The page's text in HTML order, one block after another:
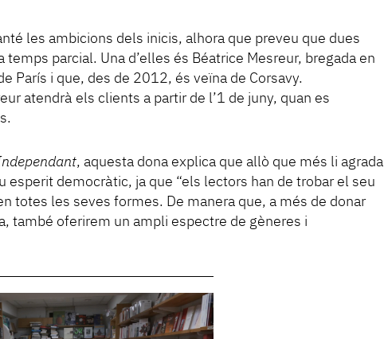
les ambicions dels inicis, alhora que preveu que dues
temps parcial. Una d’elles és Béatrice Mesreur, bregada en
París i que, des de 2012, és veïna de Corsavy.
atendrà els clients a partir de l’1 de juny, quan es
, aquesta dona explica que allò que més li agrada
esperit democràtic, ja que “els lectors han de trobar el seu
totes les seves formes. De manera que, a més de donar
també oferirem un ampli espectre de gèneres i